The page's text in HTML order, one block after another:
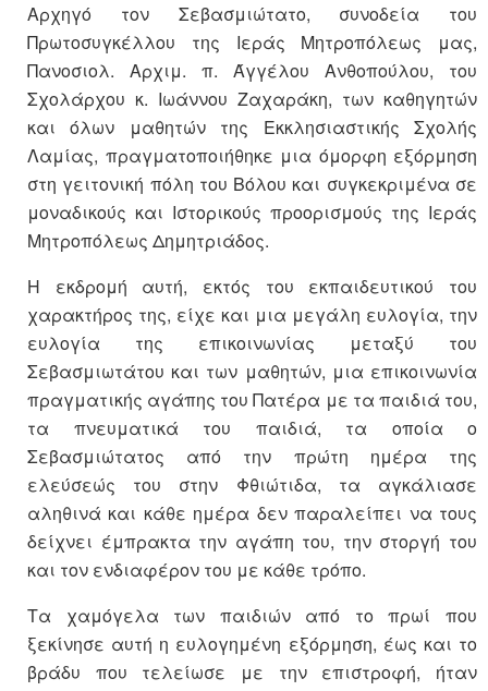
Αρχηγό τον Σεβασμιώτατο, συνοδεία του
Πρωτοσυγκέλλου της Ιεράς Μητροπόλεως μας,
Πανοσιολ. Αρχιμ. π. Άγγέλου Ανθοπούλου, του
Σχολάρχου κ. Ιωάννου Ζαχαράκη, των καθηγητών
και όλων μαθητών της Εκκλησιαστικής Σχολής
Λαμίας, πραγματοποιήθηκε μια όμορφη εξόρμηση
στη γειτονική πόλη του Βόλου και συγκεκριμένα σε
μοναδικούς και Ιστορικούς προορισμούς της Ιεράς
Μητροπόλεως Δημητριάδος.
Η εκδρομή αυτή, εκτός του εκπαιδευτικού του
χαρακτήρος της, είχε και μια μεγάλη ευλογία, την
ευλογία της επικοινωνίας μεταξύ του
Σεβασμιωτάτου και των μαθητών, μια επικοινωνία
πραγματικής αγάπης του Πατέρα με τα παιδιά του,
τα πνευματικά του παιδιά, τα οποία ο
Σεβασμιώτατος από την πρώτη ημέρα της
ελεύσεώς του στην Φθιώτιδα, τα αγκάλιασε
αληθινά και κάθε ημέρα δεν παραλείπει να τους
δείχνει έμπρακτα την αγάπη του, την στοργή του
και τον ενδιαφέρον του με κάθε τρόπο.
Τα χαμόγελα των παιδιών από το πρωί που
ξεκίνησε αυτή η ευλογημένη εξόρμηση, έως και το
βράδυ που τελείωσε με την επιστροφή, ήταν